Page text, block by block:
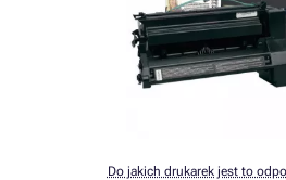
Do jakich drukarek jest to